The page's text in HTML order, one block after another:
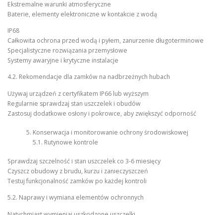
Ekstremalne warunki atmosferyczne
Baterie, elementy elektroniczne w kontakcie z wodą
IP68
Całkowita ochrona przed wodą i pyłem, zanurzenie długoterminowe
Specjalistyczne rozwiązania przemysłowe
Systemy awaryjne i krytyczne instalacje
4.2. Rekomendacje dla zamków na nadbrzeżnych hubach
Używaj urządzeń z certyfikatem IP66 lub wyższym
Regularnie sprawdzaj stan uszczelek i obudów
Zastosuj dodatkowe osłony i pokrowce, aby zwiększyć odporność
Konserwacja i monitorowanie ochrony środowiskowej
5.1. Rutynowe kontrole
Sprawdzaj szczelność i stan uszczelek co 3-6 miesięcy
Czyszcz obudowy z brudu, kurzu i zanieczyszczeń
Testuj funkcjonalność zamków po każdej kontroli
5.2. Naprawy i wymiana elementów ochronnych